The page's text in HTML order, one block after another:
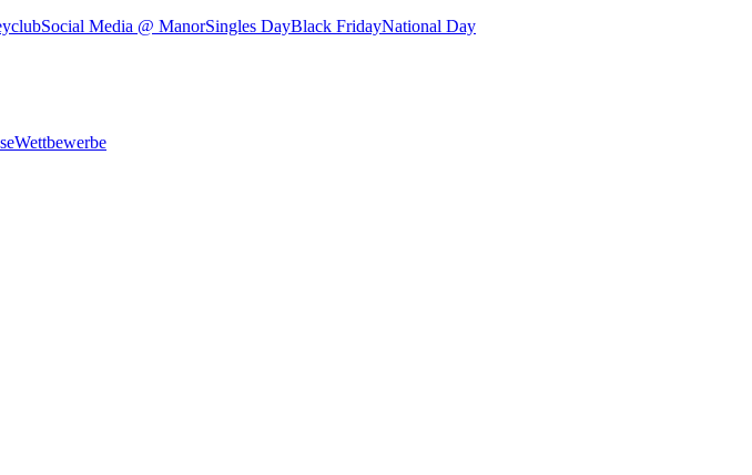
Social Media @ ManorSingles DayBlack FridayNational Day
Wettbewerbe